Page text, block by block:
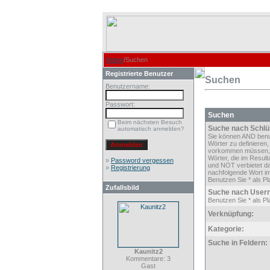
Home/Suchen
Registrierte Benutzer
Benutzername:
Passwort:
Beim nächsten Besuch
automatisch anmelden?
» Password vergessen
» Registrierung
Zufallsbild
Kaunitz2
Kommentare: 3
Gast
Suchen
Suchen
Suche nach
Sie können AND
Wörter zu definieren,
vorkommen
Wörter, die im
und NOT verbietet
nachfolgende Wort
Benutzen Sie * als
Suche nach
Benutzen Sie * als
Verknüpfung:
Kategorie:
Suche in Feldern: